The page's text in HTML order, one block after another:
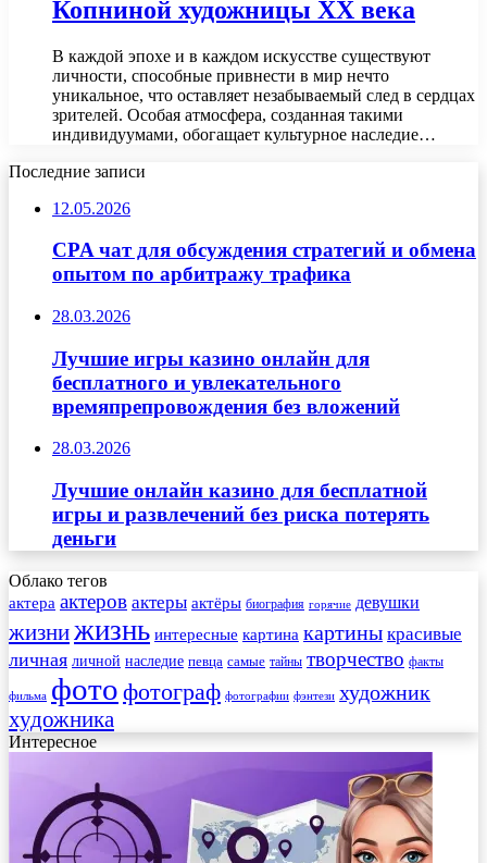
Копниной художницы XX века
В каждой эпохе и в каждом искусстве существуют
личности, способные привнести в мир нечто
уникальное, что оставляет незабываемый след в сердцах
зрителей. Особая атмосфера, созданная такими
индивидуумами, обогащает культурное наследие…
Последние записи
12.05.2026
CPA чат для обсуждения стратегий и обмена
опытом по арбитражу трафика
28.03.2026
Лучшие игры казино онлайн для
бесплатного и увлекательного
времяпрепровождения без вложений
28.03.2026
Лучшие онлайн казино для бесплатной
игры и развлечений без риска потерять
деньги
Облако тегов
актера актеров актеры актёры биография горячие девушки
жизнижизнь интересные картина картины красивые
личная личной наследие певца самые тайны творчество факты
фильма фото фотограф фотографии фэнтези художник
художника
Интересное